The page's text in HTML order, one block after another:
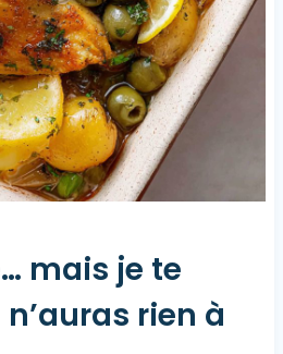
mais je te
rien à